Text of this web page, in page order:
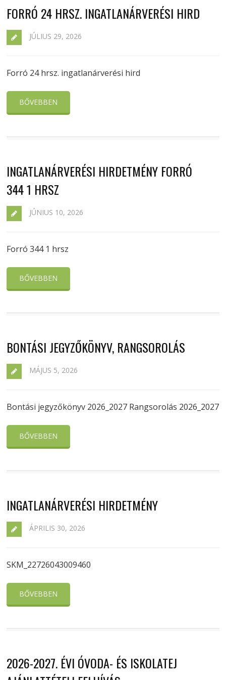
FORRÓ 24 HRSZ. INGATLANÁRVERÉSI HIRD
JÚLIUS 29, 2026
Forró 24 hrsz. ingatlanárverési hird
BŐVEBBEN
INGATLANÁRVERÉSI HIRDETMÉNY FORRÓ
344 1 HRSZ
JÚNIUS 10, 2026
Forró 344 1 hrsz
BŐVEBBEN
BONTÁSI JEGYZŐKÖNYV, RANGSOROLÁS
MÁJUS 5, 2026
Bontási jegyzőkönyv 2026_2027 Rangsorolás 2026_2027
BŐVEBBEN
INGATLANÁRVERÉSI HIRDETMÉNY
ÁPRILIS 30, 2026
SKM_22726043009460
BŐVEBBEN
2026-2027. ÉVI ÓVODA- ÉS ISKOLATEJ